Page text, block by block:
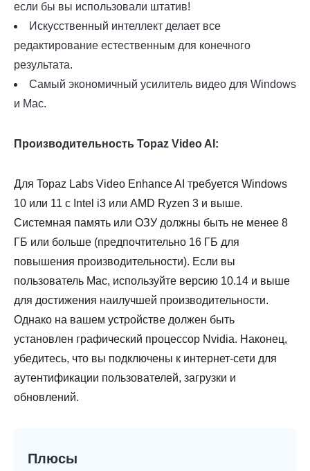
если бы вы использовали штатив!
Искусственный интеллект делает все
редактирование естественным для конечного
результата.
Самый экономичный усилитель видео для Windows
и Mac.
Производительность Topaz Video AI:
Для Topaz Labs Video Enhance AI требуется Windows
10 или 11 с Intel i3 или AMD Ryzen 3 и выше.
Системная память или ОЗУ должны быть не менее 8
ГБ или больше (предпочтительно 16 ГБ для
повышения производительности). Если вы
пользователь Mac, используйте версию 10.14 и выше
для достижения наилучшей производительности.
Однако на вашем устройстве должен быть
установлен графический процессор Nvidia. Наконец,
убедитесь, что вы подключены к интернет-сети для
аутентификации пользователей, загрузки и
обновлений.
Плюсы